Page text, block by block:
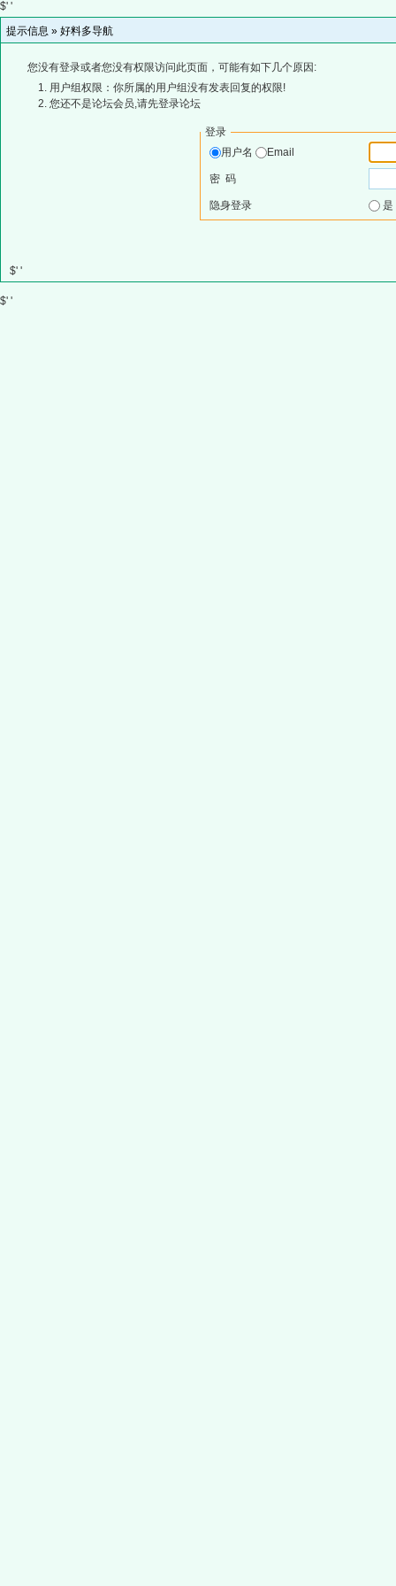
$' '
提示信息 » 好料多导航
您没有登录或者您没有权限访问此页面，可能有如下几个原因:
用户组权限：你所属的用户组没有发表回复的权限!
您还不是论坛会员,请先登录论坛
登录
用户名
Email
密 码
隐身登录
$' '
$' '